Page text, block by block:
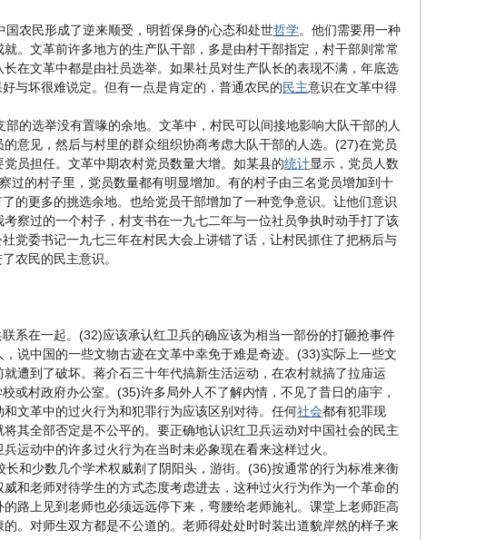
农民形成了逆来顺受，明哲保身的心态和处世哲学。他们需要用一种
。文革前许多地方的生产队干部，多是由村干部指定，村干部则常常
在文革中都是由社员选举。如果社员对生产队长的表现不满，年底选
与坏很难说定。但有一点是肯定的，普通农民的民主意识在文革中得
的选举没有置喙的余地。文革中，村民可以间接地影响大队干部的人
意见，然后与村里的群众组织协商考虑大队干部的人选。(27)在党员
员担任。文革中期农村党员数量大增。如某县的统计显示，党员人数
的村子里，党员数量都有明显增加。有的村子由三名党员增加到十
的更多的挑选余地。也给党员干部增加了一种竞争意识。让他们意识
察过的一个村子，村支书在一九七二年与一位社员争执时动手打了该
党委书记一九七三年在村民大会上讲错了话，让村民抓住了把柄后与
农民的民主意识。
系在一起。(32)应该承认红卫兵的确应该为相当一部份的打砸抢事件
说中国的一些文物古迹在文革中幸免于难是奇迹。(33)实际上一些文
遭到了破坏。蒋介石三十年代搞新生活运动，在农村就搞了拉庙运
或村政府办公室。(35)许多局外人不了解内情，不见了昔日的庙宇，
文革中的过火行为和犯罪行为应该区别对待。任何社会都有犯罪现
其全部否定是不公平的。要正确地认识红卫兵运动对中国社会的民主
运动中的许多过火行为在当时未必象现在看来这样过火。
和少数几个学术权威剃了阴阳头，游街。(36)按通常的行为标准来衡
和老师对待学生的方式态度考虑进去，这种过火行为作为一个革命的
路上见到老师也必须远远停下来，弯腰给老师施礼。课堂上老师距高
。对师生双方都是不公道的。老师得处处时时装出道貌岸然的样子来